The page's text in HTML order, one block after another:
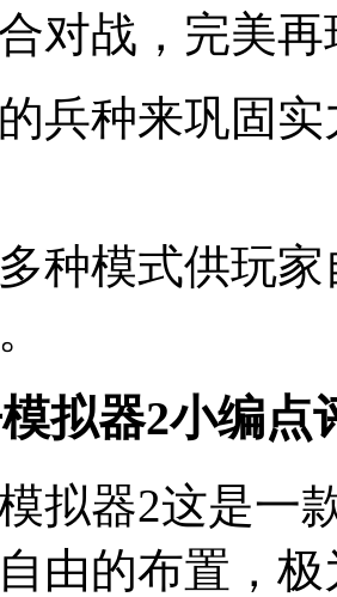
对战，完美
兵种来巩固
种模式供玩
拟器2小编点
拟器2这是一
由的布置，